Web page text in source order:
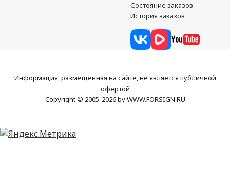
Состояние заказов
История заказов
Информация, размещенная на сайте, не является публичной
офертой
Copyright © 2005-2026 by WWW.FORSIGN.RU